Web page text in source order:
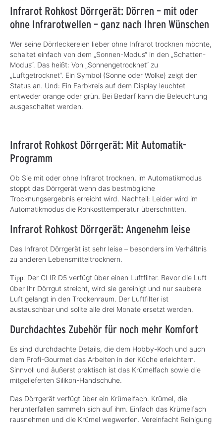
Infrarot Rohkost Dörrgerät: Dörren – mit oder
ohne Infrarotwellen – ganz nach Ihren Wünschen
Wer seine Dörrleckereien lieber ohne Infrarot trocknen möchte,
schaltet einfach von dem „Sonnen-Modus“ in den „Schatten-
Modus“. Das heißt: Von „Sonnengetrocknet“ zu
„Luftgetrocknet“. Ein Symbol (Sonne oder Wolke) zeigt den
Status an. Und: Ein Farbkreis auf dem Display leuchtet
entweder orange oder grün. Bei Bedarf kann die Beleuchtung
ausgeschaltet werden.
Infrarot Rohkost Dörrgerät: Mit Automatik-
Programm
Ob Sie mit oder ohne Infrarot trocknen, im Automatikmodus
stoppt das Dörrgerät wenn das bestmögliche
Trocknungsergebnis erreicht wird. Nachteil: Leider wird im
Automatikmodus die Rohkosttemperatur überschritten.
Infrarot Rohkost Dörrgerät: Angenehm leise
Das Infrarot Dörrgerät ist sehr leise – besonders im Verhältnis
zu anderen Lebensmitteltrocknern.
Tipp: Der CI IR D5 verfügt über einen Luftfilter. Bevor die Luft
über Ihr Dörrgut streicht, wird sie gereinigt und nur saubere
Luft gelangt in den Trockenraum. Der Luftfilter ist
austauschbar und sollte alle drei Monate ersetzt werden.
Durchdachtes Zubehör für noch mehr Komfort
Es sind durchdachte Details, die dem Hobby-Koch und auch
dem Profi-Gourmet das Arbeiten in der Küche erleichtern.
Sinnvoll und äußerst praktisch ist das Krümelfach sowie die
mitgelieferten Silikon-Handschuhe.
Das Dörrgerät verfügt über ein Krümelfach. Krümel, die
herunterfallen sammeln sich auf ihm. Einfach das Krümelfach
rausnehmen und die Krümel wegwerfen. Vereinfacht Reinigung